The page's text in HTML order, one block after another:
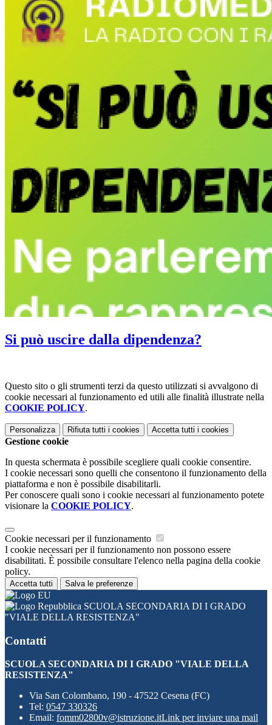
Si può uscire dalla dipendenza?
Questo sito o gli strumenti terzi da questo utilizzati si avvalgono di
cookie necessari al funzionamento ed utili alle finalità illustrate nella
COOKIE POLICY.
Personalizza Rifiuta tutti i cookies Accetta tutti i cookies
Gestione cookie
In questa schermata è possibile scegliere quali cookie consentire.
I cookie necessari sono quelli che consentono il funzionamento della
piattaforma e non è possibile disabilitarli.
Per conoscere quali sono i cookie necessari al funzionamento potete
visionare la COOKIE POLICY.
Cookie necessari per il funzionamento
I cookie necessari per il funzionamento non possono essere
disabilitati. È possibile consultare l'elenco nella pagina della cookie
policy.
Accetta tutti Salva le preferenze
SCUOLA SECONDARIA DI I GRADO
"VIALE DELLA RESISTENZA"
Contatti
SCUOLA SECONDARIA DI I GRADO "VIALE DELLA
RESISTENZA"
Via San Colombano, 190 - 47522 Cesena (FC)
Tel: 0547 330326
Email: fomm02800v@istruzione.itLink per inviare una mail